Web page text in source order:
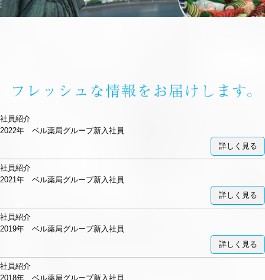
社員紹介
2022年 ベル薬局グループ新入社員
詳しく見る
社員紹介
2021年 ベル薬局グループ新入社員
詳しく見る
社員紹介
2019年 ベル薬局グループ新入社員
詳しく見る
社員紹介
2018年 ベル薬局グループ新入社員